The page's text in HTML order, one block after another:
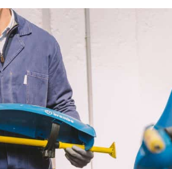
il “saper fare” nel